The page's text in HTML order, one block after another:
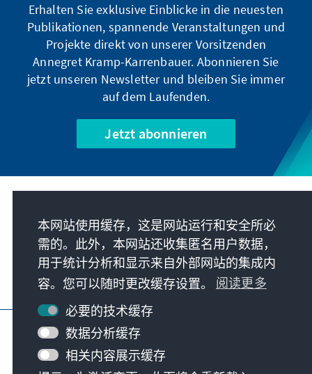
Erhalten Sie exklusive Einblicke in die neuesten
Publikationen, spannende Veranstaltungen und
Projekte direkt von unserer Vorsitzenden
Annegret Kramp-Karrenbauer. Abonnieren Sie
jetzt unseren Newsletter und bleiben Sie immer
auf dem Laufenden.
Jetzt abonnieren
联系
基金会更多项目
版本说明 隐私
Erklärung zur Barrierefreiheit
网站地图
本网站使用缓存，这是网站运行和安全所必
需的。此外，本网站还收集匿名用户数据，
用于统计分析和显示来自外部网站的集成内
容。您可以随时更改缓存设置。 阅读更多
必要的技术缓存
数据分析缓存
相关内容展示缓存